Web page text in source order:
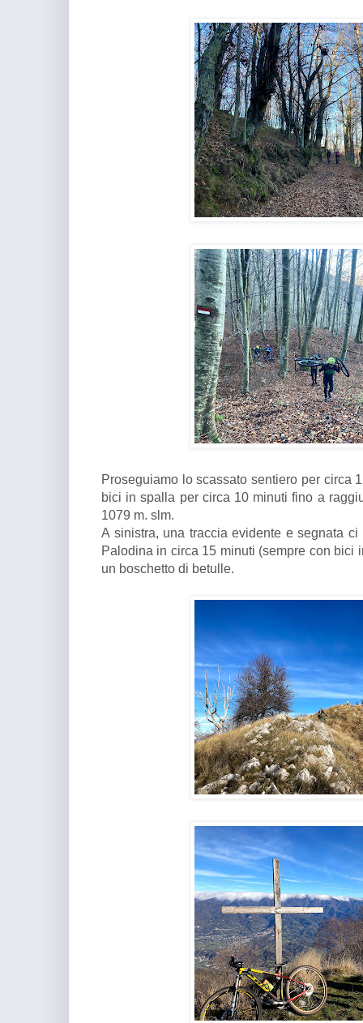
Proseguiamo lo scassato sentiero per circa
bici in spalla per circa 10 minuti fino a
1079 m. slm.
A sinistra, una traccia evidente e segnata
Palodina in circa 15 minuti (sempre con bici
un boschetto di betulle.